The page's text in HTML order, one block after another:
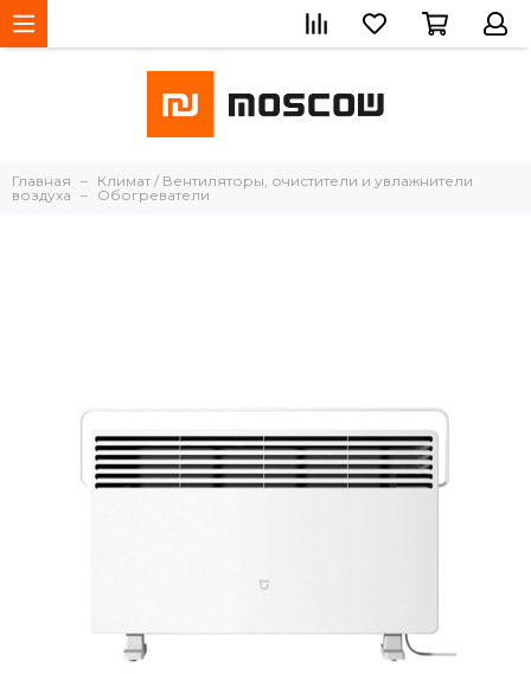
Главная
Климат / Вентиляторы, очистители и увлажнители
воздуха
Обогреватели